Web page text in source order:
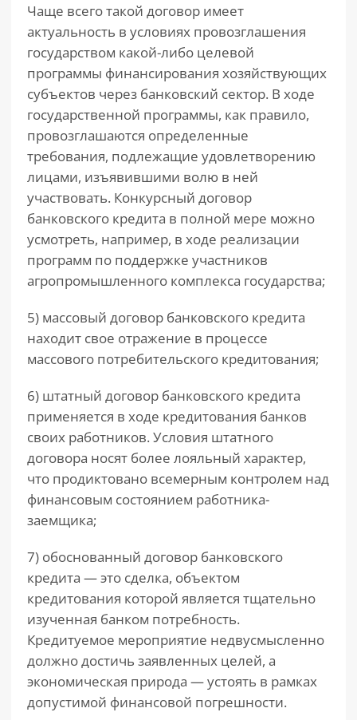
Чаще всего такой договор имеет
актуальность в условиях провозглашения
государством какой-либо целевой
программы финансирования хозяйствующих
субъектов через банковский сектор. В ходе
государственной программы, как правило,
провозглашаются определенные
требования, подлежащие удовлетворению
лицами, изъявившими волю в ней
участвовать. Конкурсный договор
банковского кредита в полной мере можно
усмотреть, например, в ходе реализации
программ по поддержке участников
агропромышленного комплекса государства;
5) массовый договор банковского кредита
находит свое отражение в процессе
массового потребительского кредитования;
6) штатный договор банковского кредита
применяется в ходе кредитования банков
своих работников. Условия штатного
договора носят более лояльный характер,
что продиктовано всемерным контролем над
финансовым состоянием работника-
заемщика;
7) обоснованный договор банковского
кредита — это сделка, объектом
кредитования которой является тщательно
изученная банком потребность.
Кредитуемое мероприятие недвусмысленно
должно достичь заявленных целей, а
экономическая природа — устоять в рамках
допустимой финансовой погрешности.